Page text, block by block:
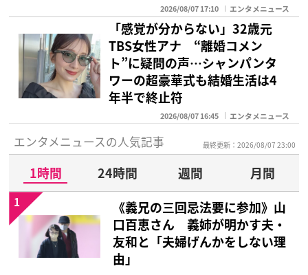
2026/08/07 17:10 エンタメニュース
「感覚が分からない」32歳元
TBS女性アナ “離婚コメン
ト”に疑問の声…シャンパンタ
ワーの超豪華式も結婚生活は4
年半で終止符
2026/08/07 16:45 エンタメニュース
エンタメニュースの人気記事 最終更新：2026/08/07 23:00
1時間 24時間 週間
月間
《義兄の三回忌法要に参加》山
口百恵さん 義姉が明かす夫・
友和と「夫婦げんかをしない理
由」
1